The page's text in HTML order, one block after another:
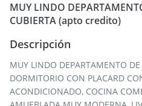
MUY LINDO
CUBIERTA (apto credito)
Descripción
MUY LINDO DEPARTAMENTO
DORMITORIO CON PLACARD
ACONDICIONADO, COCINA